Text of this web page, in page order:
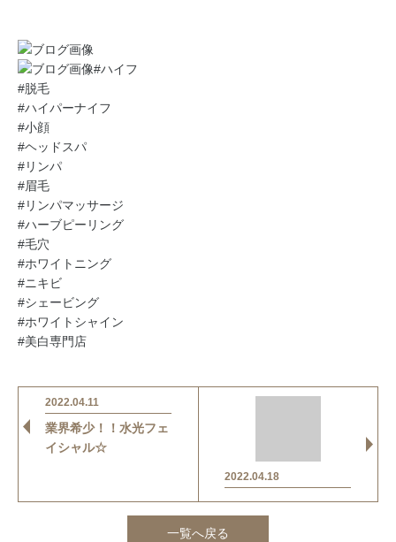
#ハイフ
#脱毛
#ハイパーナイフ
#小顔
#ヘッドスパ
#リンパ
#眉毛
#リンパマッサージ
#ハーブピーリング
#毛穴
#ホワイトニング
#ニキビ
#シェービング
#ホワイトシャイン
#美白専門店
2022.04.11
業界希少！！水光フェ
イシャル☆
2022.04.18
一覧へ戻る